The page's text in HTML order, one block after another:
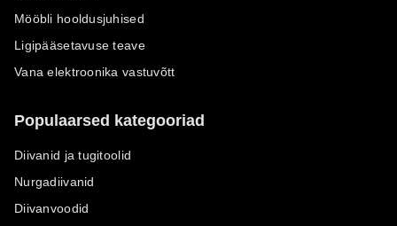
Mööbli hooldusjuhised
Ligipääsetavuse teave
Vana elektroonika vastuvõtt
Populaarsed kategooriad
Diivanid ja tugitoolid
Nurgadiivanid
Diivanvoodid